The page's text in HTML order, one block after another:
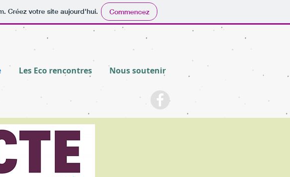
. Créez votre site aujourd'hui. Commencez
Les Eco rencontres Nous soutenir